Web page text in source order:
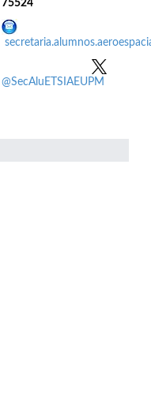
75524
@SecAluETSIAEUPM